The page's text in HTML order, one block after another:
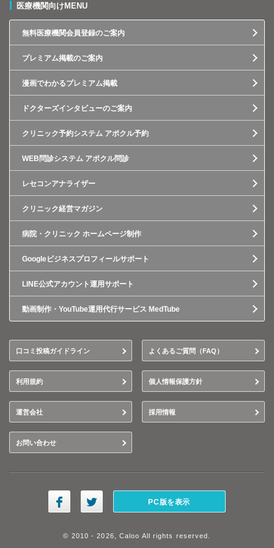
医療機関向けMENU
無料医療機関会員登録のご案内
プレミアム掲載のご案内
漫画でわかるプレミアム掲載
ドクターズインタビューのご案内
クリニック予約システム アポクル予約
WEB問診システム アポクル問診
レセコンアナライザー
クリニック経営マガジン
病院・クリニック ホームページ制作
Googleビジネスプロフィールサポート
LINE公式アカウント運用サポート
動画制作・YouTube運用代行サービス MedTube
口コミ投稿ガイドライン よくあるご質問（FAQ）
利用規約 個人情報保護方針
運営会社 採用情報
お問い合わせ
PC版を表示
© 2010 - 2026, Caloo All rights reserved.